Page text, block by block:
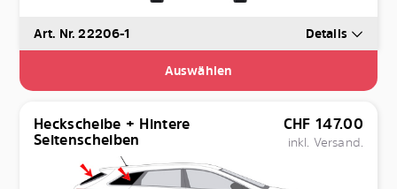
Art. Nr. 22206-1 Details
Auswählen
Heckscheibe + Hintere
Seitenscheiben
CHF 147.00
inkl. Versand.